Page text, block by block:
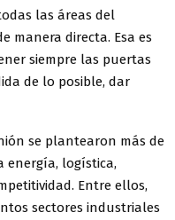
las áreas del
manera directa. Esa es
siempre las puertas
de lo posible, dar
se plantearon más de
energía, logística,
Entre ellos,
sectores industriales